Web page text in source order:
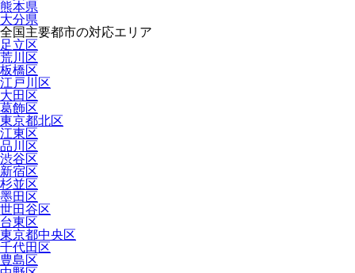
熊本県
大分県
全国主要都市の対応エリア
足立区
荒川区
板橋区
江戸川区
大田区
葛飾区
東京都北区
江東区
品川区
渋谷区
新宿区
杉並区
墨田区
世田谷区
台東区
東京都中央区
千代田区
豊島区